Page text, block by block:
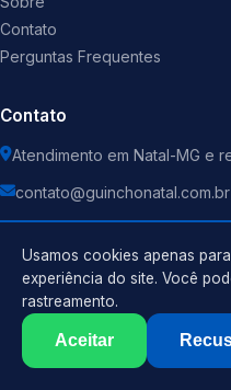
Contato
Perguntas Frequentes
Contato
Atendimento em Natal-MG e
contato@guinchonatal.com.br
Guincho . Todos os
Usamos cookies apenas
experiência do site. Você
rastreamento.
Aceitar